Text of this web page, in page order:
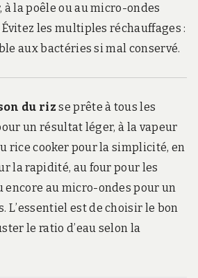
la poêle ou au micro-ondes
Évitez les multiples réchauffages :
aux bactéries si mal conservé.
du riz se prête à tous les
un résultat léger, à la vapeur
rice cooker pour la simplicité, en
la rapidité, au four pour les
encore au micro-ondes pour un
L’essentiel est de choisir le bon
le ratio d’eau selon la